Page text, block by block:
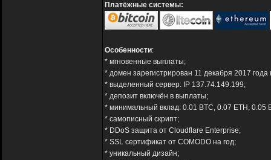
Платёжные системы:
Особенности:
* мгновенные выплаты;
* домен зарегистрирован 11 декабря 2017 года
* выделенный сервер: IP 137.74.149.199;
* депозит включён в выплаты;
* минимальный вклад: 0.01 BTC, 0.07 ETH, 0.05
* самописный скрипт;
* DDoS защита от Cloudflare Enterprise;
* SSL сертификат от COMODO на год;
* уникальный дизайн;